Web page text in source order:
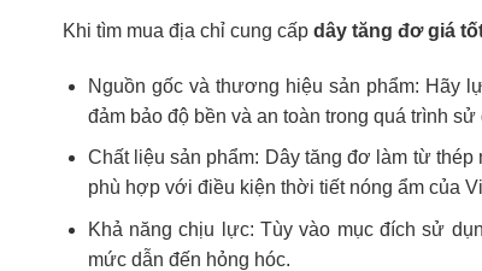
Khi tìm mua địa chỉ cung cấp dây tăng đơ giá
Nguồn gốc và thương hiệu sản phẩm: Hãy
đảm bảo độ bền và an toàn trong quá trình sử
Chất liệu sản phẩm: Dây tăng đơ làm từ thép
phù hợp với điều kiện thời tiết nóng ẩm của
Khả năng chịu lực: Tùy vào mục đích sử
mức dẫn đến hỏng hóc.